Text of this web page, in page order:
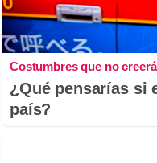
Costumbres que no
¿Qué pensarías si
país?